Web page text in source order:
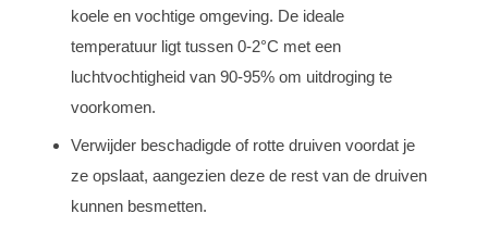
koele en vochtige omgeving. De ideale
temperatuur ligt tussen 0-2°C met een
luchtvochtigheid van 90-95% om uitdroging te
voorkomen.
Verwijder beschadigde of rotte druiven voordat je
ze opslaat, aangezien deze de rest van de druiven
kunnen besmetten.